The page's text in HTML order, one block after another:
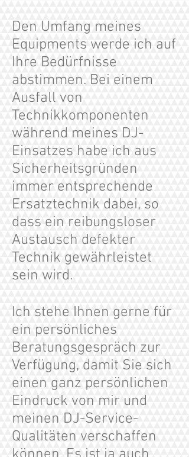
Den Umfang meines
Equipments werde ich auf
Ihre Bedürfnisse
abstimmen. Bei einem
Ausfall von
Technikkomponenten
während meines DJ-
Einsatzes habe ich aus
Sicherheitsgründen
immer entsprechende
Ersatztechnik dabei, so
dass ein reibungsloser
Austausch defekter
Technik gewährleistet
sein wird.
Ich stehe Ihnen gerne für
ein persönliches
Beratungsgespräch zur
Verfügung, damit Sie sich
einen ganz persönlichen
Eindruck von mir und
meinen DJ-Service-
Qualitäten verschaffen